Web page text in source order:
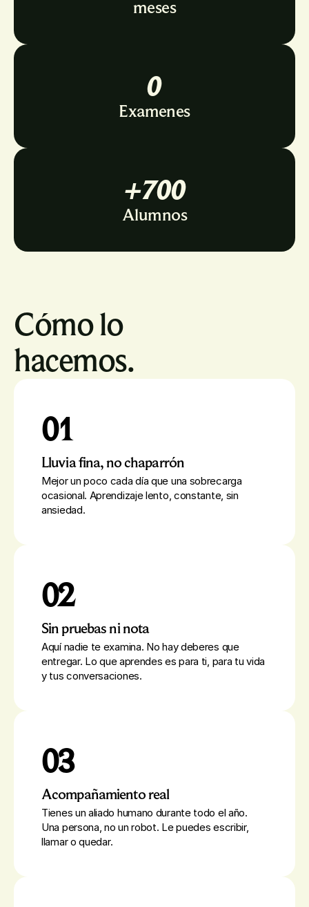
meses
0
Examenes
+700
Alumnos
Cómo lo
hacemos.
01
Lluvia fina, no chaparrón
Mejor un poco cada día que una sobrecarga
ocasional. Aprendizaje lento, constante, sin
ansiedad.
02
Sin pruebas ni nota
Aquí nadie te examina. No hay deberes que
entregar. Lo que aprendes es para ti, para tu vida
y tus conversaciones.
03
Acompañamiento real
Tienes un aliado humano durante todo el año.
Una persona, no un robot. Le puedes escribir,
llamar o quedar.